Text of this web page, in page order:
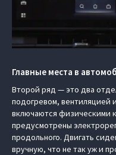
Главные места в
Второй ряд — это два
подогревом, вентиляцией
включаются физическими
предусмотрены
продольного. Двигать
вручную, что не так уж и